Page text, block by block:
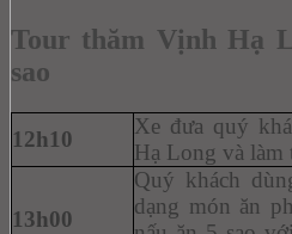
Tour thăm Vịnh Hạ
sao
12h10
Xe đưa quý
Hạ Long và làm
13h00
Quý khách
dạng món ăn